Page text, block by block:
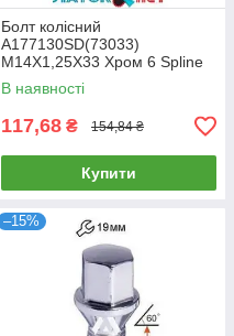
Болт колісний
A177130SD(73033)
M14X1,25X33 Хром 6 Spline
Конус з виступом діаметр
Cпецключа 20 мм
В наявності
117,68 ₴ 154,84 ₴
Купити
–15%